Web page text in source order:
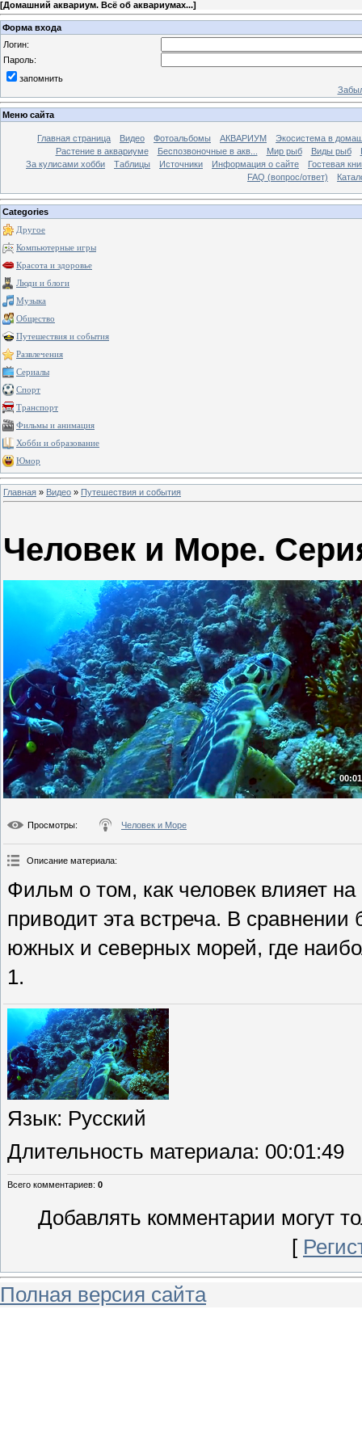
[Домашний аквариум. Всё об аквариумах...]
Форма входа
Логин:
Пароль:
запомнить
Меню сайта
Главная страница Видео Фотоальбомы АКВАРИУМ
Экосистема в
Растение в аквариуме
Беспозвоночные в акв... Мир рыб Виды рыб
За кулисами хобби
Таблицы Источники Информация о сайте
Гостевая
FAQ (вопрос/ответ)
Categories
Другое
Компьютерные игры
Красота и здоровье
Люди и блоги
Музыка
Общество
Путешествия и события
Развлечения
Сериалы
Спорт
Транспорт
Фильмы и анимация
Хобби и образование
Юмор
Главная » Видео » Путешествия и события
Человек и Море.
Просмотры: Человек и Море
Описание материала:
Фильм о том, как человек влияет
приводит эта встреча. В
южных и северных морей, где
1.
Язык: Русский
Длительность материала: 00:01:49
Всего комментариев: 0
Добавлять комментарии могут
[
Полная версия сайта